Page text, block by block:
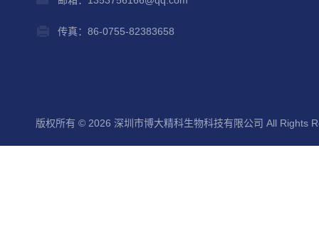
传真：86-0755-82383658
版权所有 © 2026 深圳市博大精科生物科技有限公司 All Rights